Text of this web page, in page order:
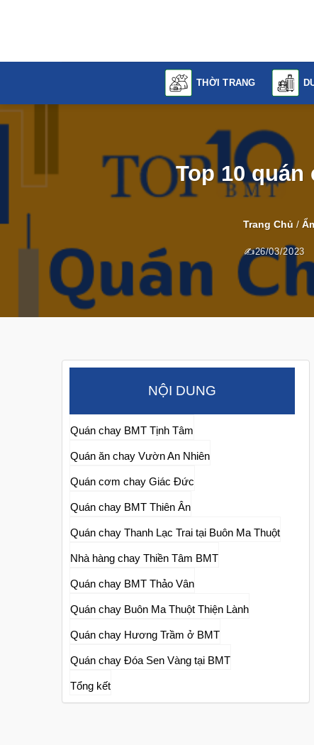
THỜI TRANG
Top 10 quán
Trang Chủ /
26/03/2023
NỘI DUNG
Quán chay BMT Tịnh Tâm
Quán ăn chay Vườn An Nhiên
Quán cơm chay Giác Đức
Quán chay BMT Thiên Ân
Quán chay Thanh Lạc Trai tại Buôn Ma Thuột
Nhà hàng chay Thiền Tâm BMT
Quán chay BMT Thảo Vân
Quán chay Buôn Ma Thuột Thiện Lành
Quán chay Hương Trầm ở BMT
Quán chay Đóa Sen Vàng tại BMT
Tổng kết